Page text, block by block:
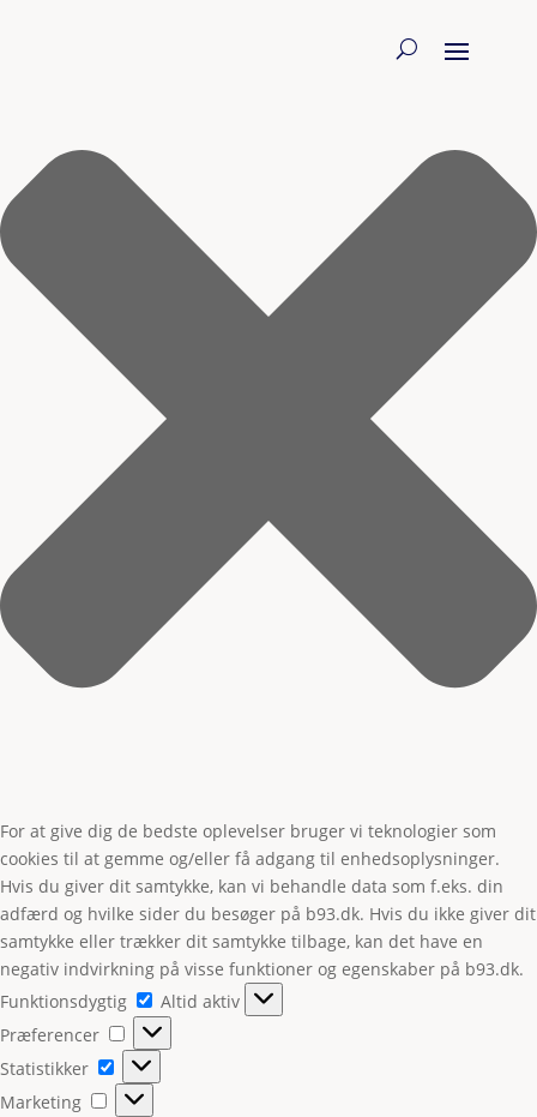
For at give dig de bedste oplevelser bruger vi teknologier som
cookies til at gemme og/eller få adgang til enhedsoplysninger.
Hvis du giver dit samtykke, kan vi behandle data som f.eks. din
adfærd og hvilke sider du besøger på b93.dk. Hvis du ikke giver dit
samtykke eller trækker dit samtykke tilbage, kan det have en
negativ indvirkning på visse funktioner og egenskaber på b93.dk.
Funktionsdygtig
Funktionsdygtig
Altid aktiv
Præferencer
Præferencer
Statistikker
Statistikker
Marketing
Marketing